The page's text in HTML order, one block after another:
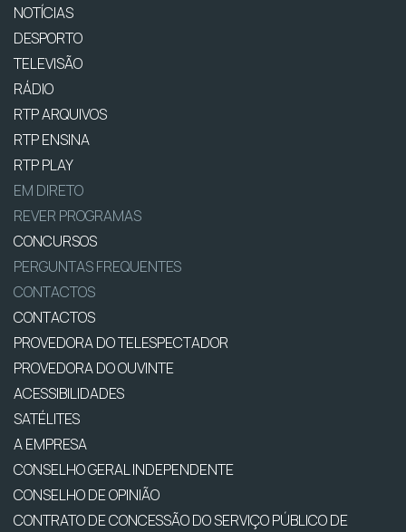
NOTÍCIAS
DESPORTO
TELEVISÃO
RÁDIO
RTP ARQUIVOS
RTP ENSINA
RTP PLAY
EM DIRETO
REVER PROGRAMAS
CONCURSOS
PERGUNTAS FREQUENTES
CONTACTOS
CONTACTOS
PROVEDORA DO TELESPECTADOR
PROVEDORA DO OUVINTE
ACESSIBILIDADES
SATÉLITES
A EMPRESA
CONSELHO GERAL INDEPENDENTE
CONSELHO DE OPINIÃO
CONTRATO DE CONCESSÃO DO SERVIÇO PÚBLICO DE